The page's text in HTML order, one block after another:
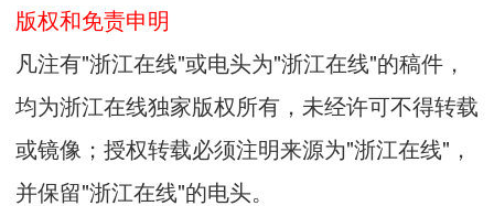
版权和免责申明
凡注有"浙江在线"或电头为"浙江在线"的稿件，
均为浙江在线独家版权所有，未经许可不得转载
或镜像；授权转载必须注明来源为"浙江在线"，
并保留"浙江在线"的电头。